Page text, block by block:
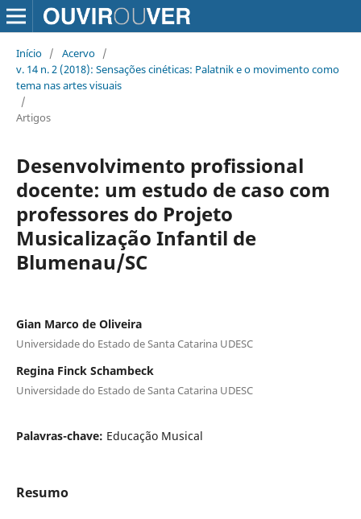
Início / Acervo /
v. 14 n. 2 (2018): Sensações cinéticas: Palatnik e o movimento como
tema nas artes visuais
/
Artigos
Desenvolvimento profissional
docente: um estudo de caso com
professores do Projeto
Musicalização Infantil de
Blumenau/SC
Gian Marco de Oliveira
Universidade do Estado de Santa Catarina UDESC
Regina Finck Schambeck
Universidade do Estado de Santa Catarina UDESC
Palavras-chave: Educação Musical
Resumo